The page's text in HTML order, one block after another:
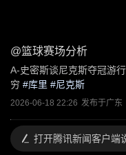
@篮球赛场分析
A-史密斯谈尼克斯夺冠游
穷 #库里 #尼克斯
2026-06-18 22:26 发布于广东
打开腾讯新闻客户端